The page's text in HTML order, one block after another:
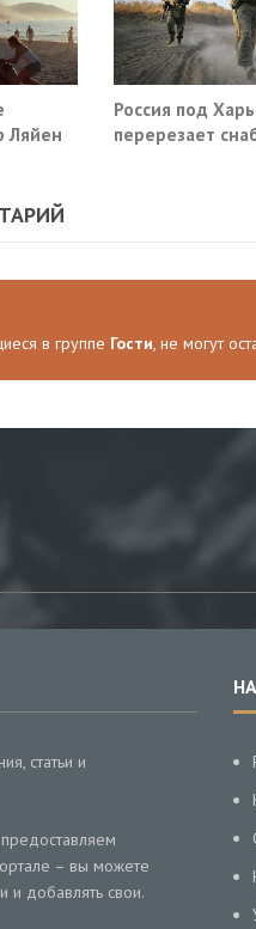
Ляйен
Россия под
перерезает
в группе Гости, не могут
статьи и
– вы можете
и добавлять свои.